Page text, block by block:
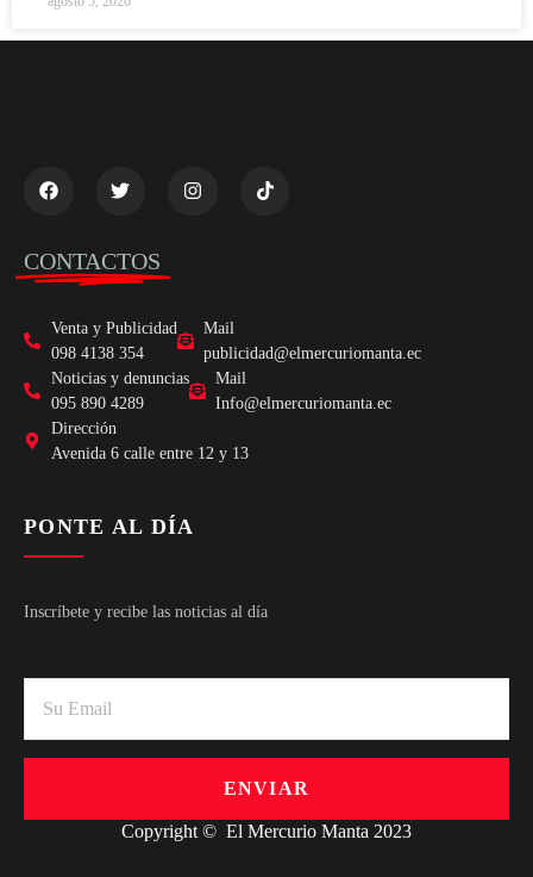
CONTACTOS
Venta y Publicidad
098 4138 354
Mail
publicidad@elmercuriomanta.ec
Noticias y denuncias
095 890 4289
Mail
Info@elmercuriomanta.ec
Dirección
Avenida 6 calle entre 12 y 13
PONTE AL DÍA
Inscríbete y recibe las noticias al día
ENVIAR
Copyright © El Mercurio Manta 2023